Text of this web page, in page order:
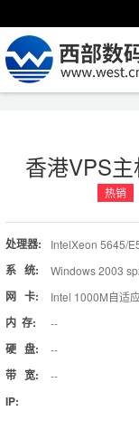
香港VPS
热销
处理器: IntelXeon 5645/
系 统: Windows 2003
网 卡: Intel 1000M自适
内 存: --
硬 盘: --
带 宽: --
IP: